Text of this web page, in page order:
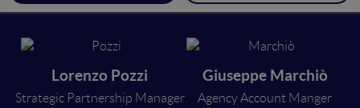
Lorenzo Pozzi
Strategic Partnership Manager
Giuseppe Marchiò
Agency Account Manger